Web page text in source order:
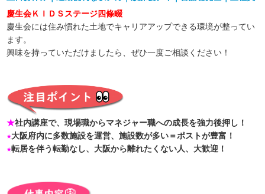
慶生会ＫＩＤＳステージ四條畷
慶生会には住み慣れた土地でキャリアアップできる環境が整ってい
ます。
興味を持っていただけましたら、ぜひ一度ご相談ください！
★社内講座で、現場職からマネジャー職への成長を強力後押し！
★大阪府内に多数施設を運営、施設数が多い＝ポストが豊富！
★転居を伴う転勤なし、大阪から離れたくない人、大歓迎！